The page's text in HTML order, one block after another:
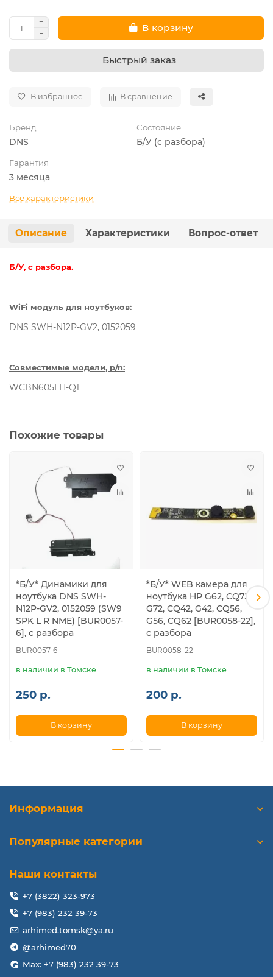
В корзину
Быстрый заказ
В избранное В сравнение
Бренд
DNS
Состояние
Б/У (с разбора)
Гарантия
3 месяца
Все характеристики
Описание Характеристики Вопрос-ответ
Б/У, с разбора.
WiFi модуль для ноутбуков:
DNS SWH-N12P-GV2, 0152059
Совместимые модели, p/n:
WCBN605LH-Q1
Похожие товары
*Б/У* Динамики для
ноутбука DNS SWH-
N12P-GV2, 0152059 (SW9
SPK L R NME) [BUR0057-
6], с разбора
BUR0057-6
в наличии в Томске
250 р.
В корзину
*Б/У* WEB камера для
ноутбука HP G62, CQ72,
G72, CQ42, G42, CQ56,
G56, CQ62 [BUR0058-22],
с разбора
BUR0058-22
в наличии в Томске
200 р.
В корзину
Информация
Популярные категории
Наши контакты
+7 (3822) 323-973
+7 (983) 232 39-73
arhimed.tomsk@ya.ru
@arhimed70
Max: +7 (983) 232 39-73